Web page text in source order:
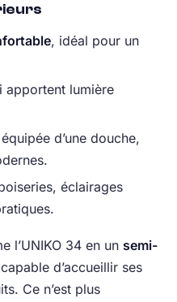
, idéal pour un
apportent lumière
d’une douche,
éclairages
l’UNIKO 34 en un semi-
d’accueillir ses
Ce n’est plus